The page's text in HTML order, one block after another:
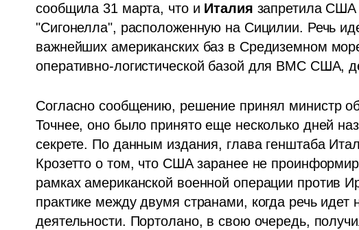
сообщила 31 марта, что и Италия запретила США
"Сигонелла", расположенную на Сицилии. Речь
важнейших американских баз в Средиземном
оперативно-логистической базой для ВМС США,
Согласно сообщению, решение принял министр
Точнее, оно было принято еще несколько дней
секрете. По данным издания, глава генштаба
Крозетто о том, что США заранее не
рамках американской военной операции против
практике между двумя странами, когда речь идет
деятельности. Портолано, в свою очередь,